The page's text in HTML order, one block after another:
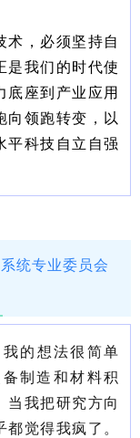
术，必须坚持自
是我们的时代使
底座到产业应用
向领跑转变，以
平科技自立自强
统专业委员会
的想法很简单
制造和材料积
当我把研究方向
觉得我疯了。